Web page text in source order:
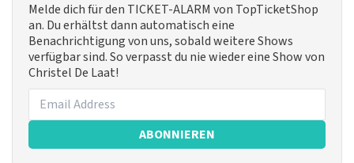
Melde dich für den TICKET-ALARM von TopTicketShop
an. Du erhältst dann automatisch eine
Benachrichtigung von uns, sobald weitere Shows
verfügbar sind. So verpasst du nie wieder eine Show von
Christel De Laat!
ABONNIEREN